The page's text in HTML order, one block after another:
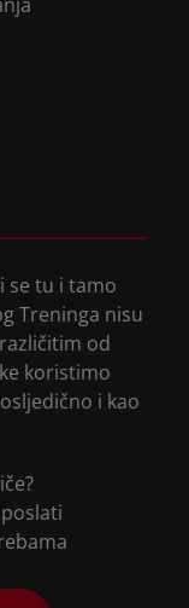
se tu i tamo
Treninga nisu
od
koristimo
i kao